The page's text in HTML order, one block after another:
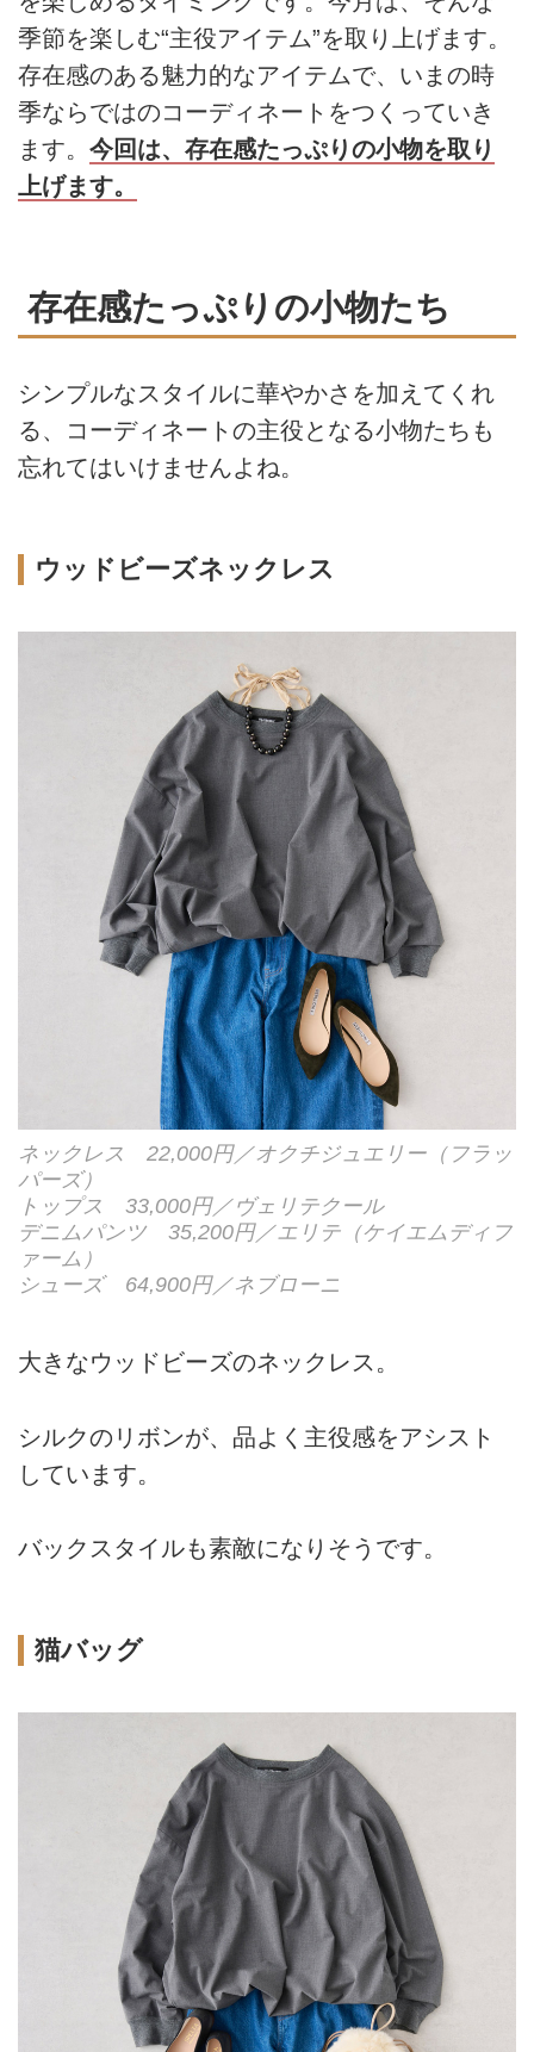
季節を楽しむ“主役アイテム”を取り上げます。
存在感のある魅力的なアイテムで、いまの時
季ならではのコーディネートをつくっていき
ます。 今回は、存在感たっぷりの小物を取り
上げます。
存在感たっぷりの小物たち
シンプルなスタイルに華やかさを加えてくれ
る、コーディネートの主役となる小物たちも
忘れてはいけませんよね。
ウッドビーズネックレス
ネックレス 22,000円／オクチジュエリー（フラッ
パーズ）
トップス 33,000円／ヴェリテクール
デニムパンツ 35,200円／エリテ（ケイエムディフ
ァーム）
シューズ 64,900円／ネブローニ
大きなウッドビーズのネックレス。
シルクのリボンが、品よく主役感をアシスト
しています。
バックスタイルも素敵になりそうです。
猫バッグ